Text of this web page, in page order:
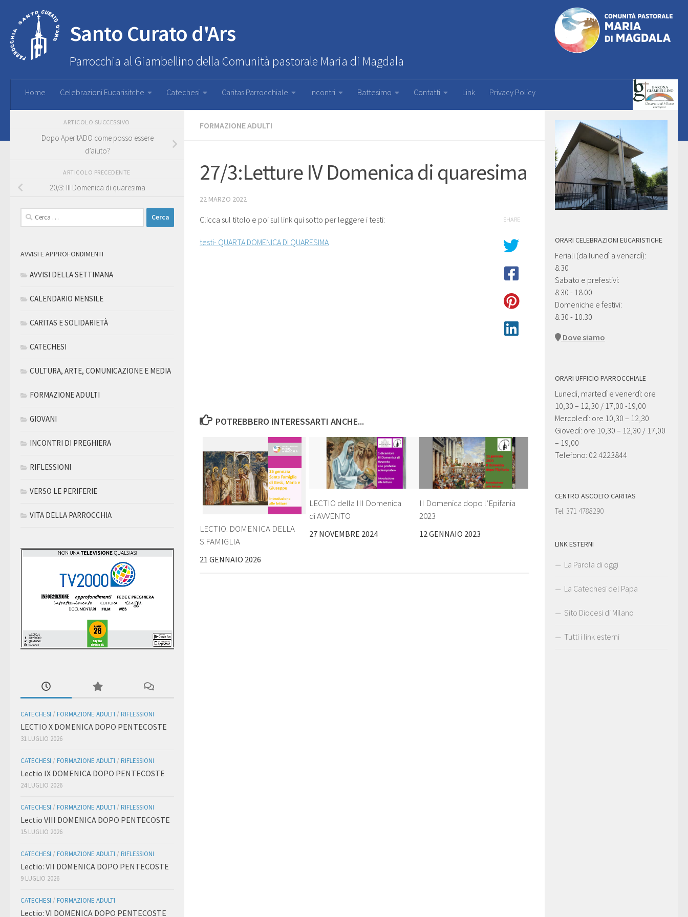
Santo Curato d'Ars
Parrocchia al Giambellino della Comunità pastorale Maria di Magdala
Home Celebrazioni Eucarisitche Catechesi Caritas Parrocchiale Incontri Battesimo Contatti Link Privacy Policy
FORMAZIONE ADULTI
27/3:Letture IV Domenica di quaresima
22 MARZO 2022
Clicca sul titolo e poi sul link qui sotto per leggere i testi:
testi- QUARTA DOMENICA DI QUARESIMA
SHARE
POTREBBERO INTERESSARTI ANCHE...
LECTIO: DOMENICA DELLA
S.FAMIGLIA
21 GENNAIO 2026
LECTIO della III Domenica
di AVVENTO
27 NOVEMBRE 2024
II Domenica dopo l’Epifania
2023
12 GENNAIO 2023
ARTICOLO SUCCESSIVO
Dopo AperitADO come posso essere
d’aiuto?
ARTICOLO PRECEDENTE
20/3: III Domenica di quaresima
Ricerca
per:
AVVISI E APPROFONDIMENTI
AVVISI DELLA SETTIMANA
CALENDARIO MENSILE
CARITAS E SOLIDARIETÀ
CATECHESI
CULTURA, ARTE, COMUNICAZIONE E MEDIA
FORMAZIONE ADULTI
GIOVANI
INCONTRI DI PREGHIERA
RIFLESSIONI
VERSO LE PERIFERIE
VITA DELLA PARROCCHIA
CATECHESI / FORMAZIONE ADULTI / RIFLESSIONI
LECTIO X DOMENICA DOPO PENTECOSTE
31 LUGLIO 2026
CATECHESI / FORMAZIONE ADULTI / RIFLESSIONI
Lectio IX DOMENICA DOPO PENTECOSTE
24 LUGLIO 2026
CATECHESI / FORMAZIONE ADULTI / RIFLESSIONI
Lectio VIII DOMENICA DOPO PENTECOSTE
15 LUGLIO 2026
CATECHESI / FORMAZIONE ADULTI / RIFLESSIONI
Lectio: VII DOMENICA DOPO PENTECOSTE
9 LUGLIO 2026
CATECHESI / FORMAZIONE ADULTI
Lectio: VI DOMENICA DOPO PENTECOSTE
ORARI CELEBRAZIONI EUCARISTICHE
Feriali (da lunedì a venerdì):
8.30
Sabato e prefestivi:
8.30 - 18.00
Domeniche e festivi:
8.30 - 10.30
Dove siamo
ORARI UFFICIO PARROCCHIALE
Lunedì, martedì e venerdì: ore
10,30 – 12,30 / 17,00 -19,00
Mercoledì: ore 10,30 – 12,30
Giovedì: ore 10,30 – 12,30 / 17,00
– 19,00
Telefono: 02 4223844
CENTRO ASCOLTO CARITAS
Tel. 371 4788290
LINK ESTERNI
La Parola di oggi
La Catechesi del Papa
Sito Diocesi di Milano
Tutti i link esterni